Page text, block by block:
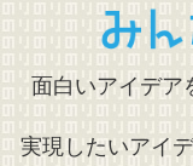
み
面白いアイデア
実現したいアイ